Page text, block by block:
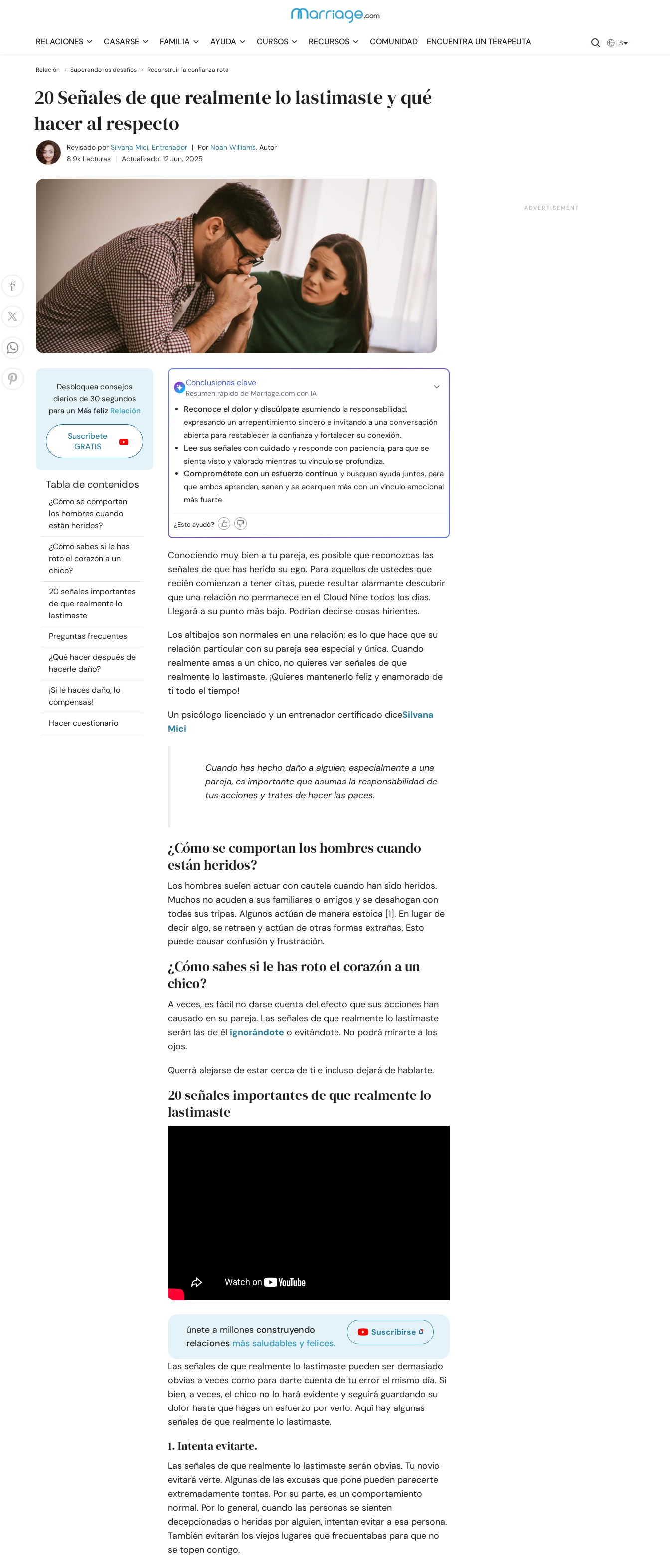
RELACIONES CASARSE FAMILIA AYUDA CURSOS RECURSOS COMUNIDAD ENCUENTRA UN TERAPEUTA ES
Relación › Superando los desafíos › Reconstruir la confianza rota
20 Señales de que realmente lo lastimaste y qué
hacer al respecto
Revisado por Silvana Mici, Entrenador | Por Noah Williams, Autor
8.9k Lecturas
Actualizado: 12 Jun, 2025
Desbloquea consejos
diarios de 30 segundos
para un Más feliz Relación
Suscríbete
GRATIS
Tabla de contenidos
¿Cómo se comportan
los hombres cuando
están heridos?
¿Cómo sabes si le has
roto el corazón a un
chico?
20 señales importantes
de que realmente lo
lastimaste
Preguntas frecuentes
¿Qué hacer después de
hacerle daño?
¡Si le haces daño, lo
compensas!
Hacer cuestionario
Conclusiones clave
Resumen rápido de Marriage.com con IA
Reconoce el dolor y discúlpate asumiendo la responsabilidad,
expresando un arrepentimiento sincero e invitando a una conversación
abierta para restablecer la confianza y fortalecer su conexión.
Lee sus señales con cuidado y responde con paciencia, para que se
sienta visto y valorado mientras tu vínculo se profundiza.
Comprométete con un esfuerzo continuo y busquen ayuda juntos, para
que ambos aprendan, sanen y se acerquen más con un vínculo emocional
más fuerte.
¿Esto ayudó?
Conociendo muy bien a tu pareja, es posible que reconozcas las
señales de que has herido su ego. Para aquellos de ustedes que
recién comienzan a tener citas, puede resultar alarmante descubrir
que una relación no permanece en el Cloud Nine todos los días.
Llegará a su punto más bajo. Podrían decirse cosas hirientes.
Los altibajos son normales en una relación; es lo que hace que su
relación particular con su pareja sea especial y única. Cuando
realmente amas a un chico, no quieres ver señales de que
realmente lo lastimaste. ¡Quieres mantenerlo feliz y enamorado de
ti todo el tiempo!
Un psicólogo licenciado y un entrenador certificado diceSilvana
Mici
Cuando has hecho daño a alguien, especialmente a una
pareja, es importante que asumas la responsabilidad de
tus acciones y trates de hacer las paces.
¿Cómo se comportan los hombres cuando
están heridos?
Los hombres suelen actuar con cautela cuando han sido heridos.
Muchos no acuden a sus familiares o amigos y se desahogan con
todas sus tripas. Algunos actúan de manera estoica [1]. En lugar de
decir algo, se retraen y actúan de otras formas extrañas. Esto
puede causar confusión y frustración.
¿Cómo sabes si le has roto el corazón a un
chico?
A veces, es fácil no darse cuenta del efecto que sus acciones han
causado en su pareja. Las señales de que realmente lo lastimaste
serán las de él ignorándote o evitándote. No podrá mirarte a los
ojos.
Querrá alejarse de estar cerca de ti e incluso dejará de hablarte.
20 señales importantes de que realmente lo
lastimaste
únete a millones construyendo
relaciones más saludables y felices.
Suscribirse
Las señales de que realmente lo lastimaste pueden ser demasiado
obvias a veces como para darte cuenta de tu error el mismo día. Si
bien, a veces, el chico no lo hará evidente y seguirá guardando su
dolor hasta que hagas un esfuerzo por verlo. Aquí hay algunas
señales de que realmente lo lastimaste.
1. Intenta evitarte.
Las señales de que realmente lo lastimaste serán obvias. Tu novio
evitará verte. Algunas de las excusas que pone pueden parecerte
extremadamente tontas. Por su parte, es un comportamiento
normal. Por lo general, cuando las personas se sienten
decepcionadas o heridas por alguien, intentan evitar a esa persona.
También evitarán los viejos lugares que frecuentabas para que no
se topen contigo.